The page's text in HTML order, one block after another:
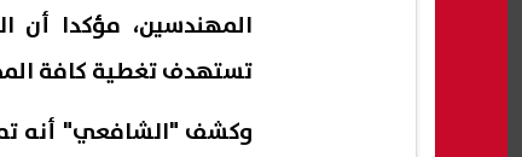
المهندسين، مؤكدا أن
تستهدف تغطية كافة
وكشف "الشافعي" أنه